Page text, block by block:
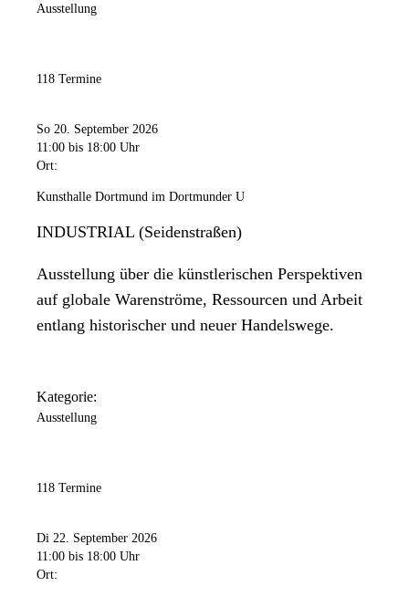
Ausstellung
118 Termine
So 20. September 2026
11:00 bis 18:00 Uhr
Ort:
Kunsthalle Dortmund im Dortmunder U
INDUSTRIAL (Seidenstraßen)
Ausstellung über die künstlerischen Perspektiven
auf globale Warenströme, Ressourcen und Arbeit
entlang historischer und neuer Handelswege.
Kategorie:
Ausstellung
118 Termine
Di 22. September 2026
11:00 bis 18:00 Uhr
Ort: